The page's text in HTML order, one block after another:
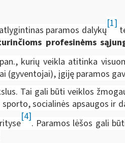
paramos dalykų
[1]
profesinėms
kurių veikla atitinka
(gyventojai), įgiję paramos
Tai gali būti veiklos
socialinės apsaugos ir
[4]
. Paramos lėšos gali